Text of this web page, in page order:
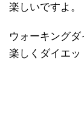
楽しいですよ。
ウォーキング
楽しくダイエッ